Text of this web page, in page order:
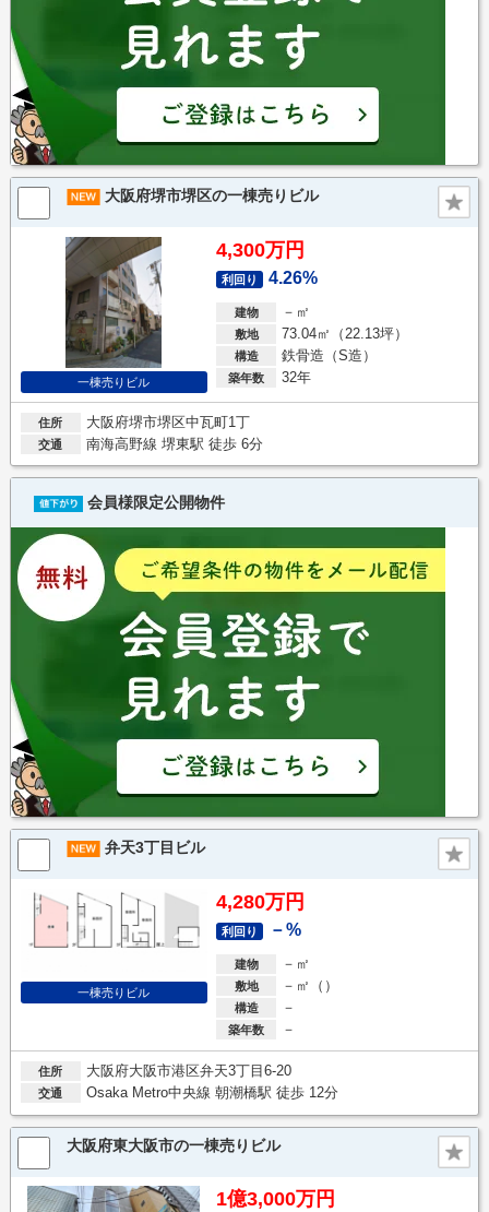
大阪府堺市堺区の一棟売りビル
一棟売りビル
4,300万円
利回り 4.26%
建物 －㎡
敷地 73.04㎡（22.13坪）
構造 鉄骨造（S造）
築年数 32年
住所 大阪府堺市堺区中瓦町1丁
交通 南海高野線 堺東駅 徒歩 6分
会員様限定公開物件
弁天3丁目ビル
一棟売りビル
4,280万円
利回り －%
建物 －㎡
敷地 －㎡（）
構造 －
築年数 －
住所 大阪府大阪市港区弁天3丁目6-20
交通 Osaka Metro中央線 朝潮橋駅 徒歩 12分
大阪府東大阪市の一棟売りビル
1億3,000万円